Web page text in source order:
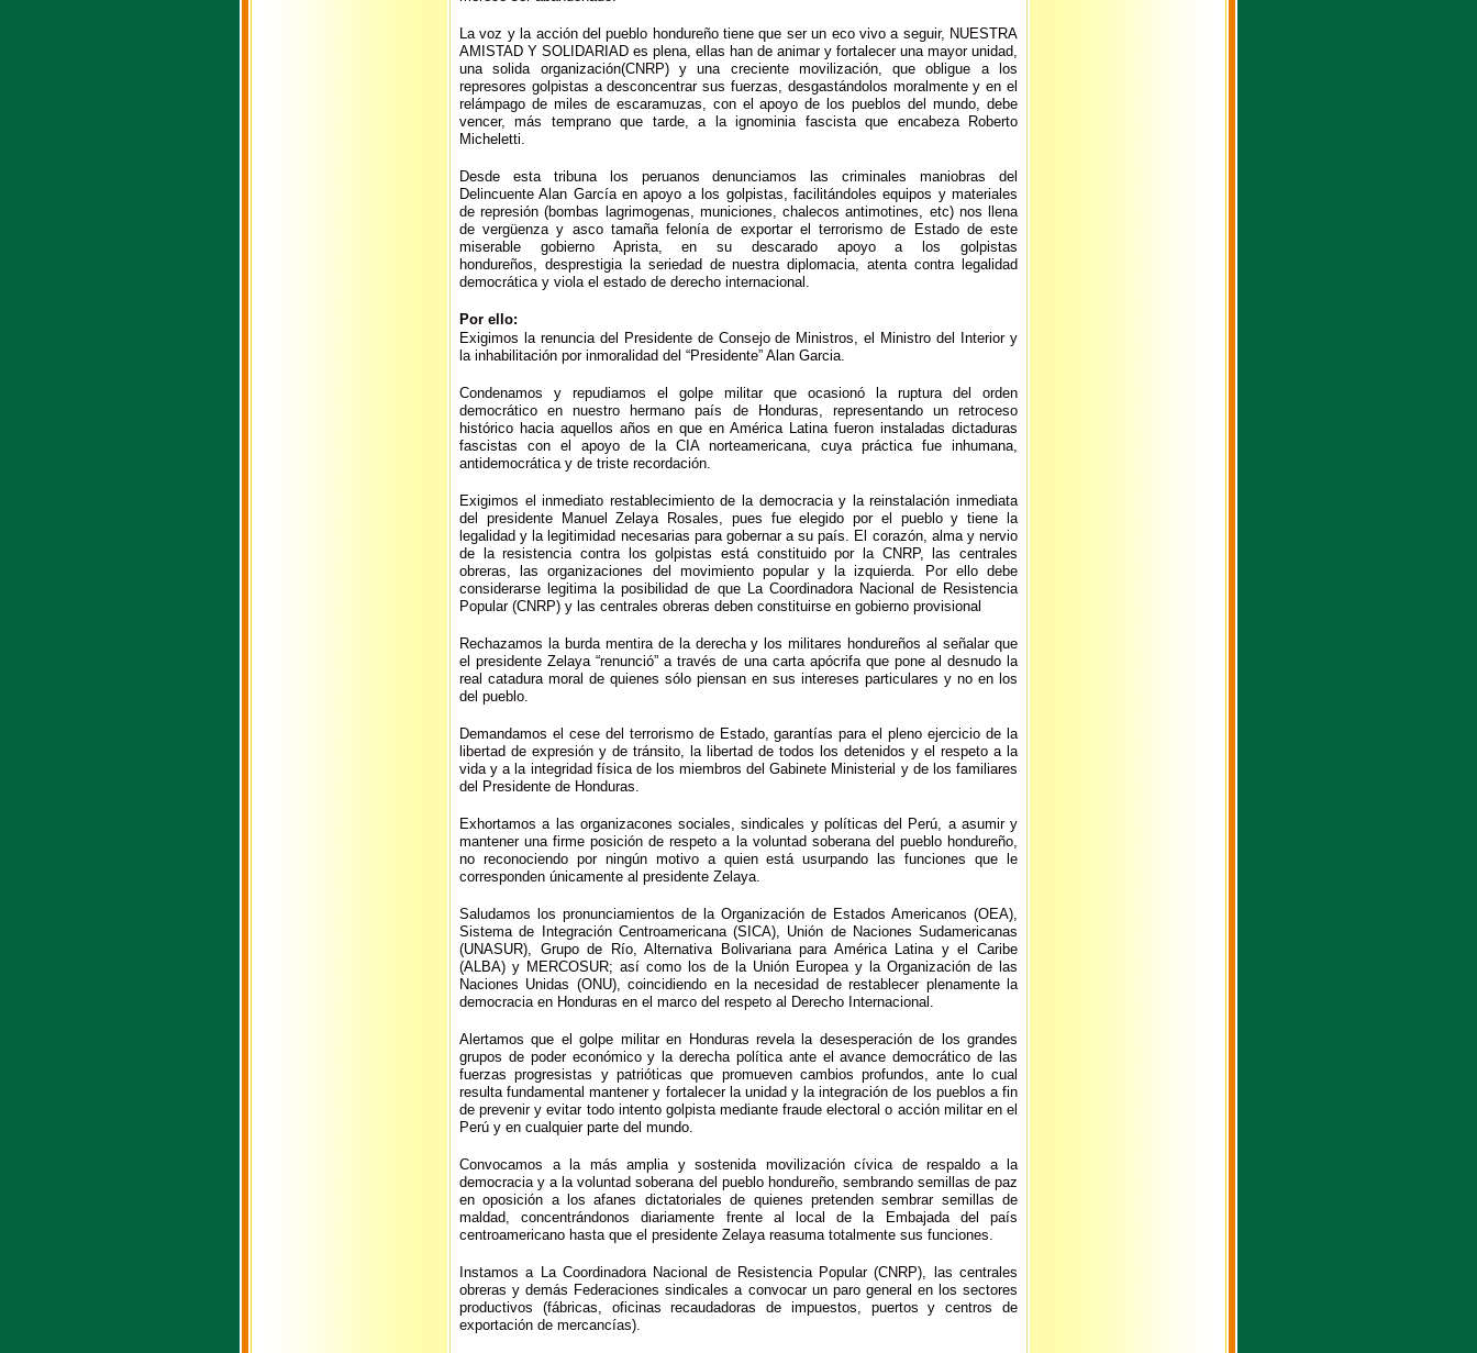
La voz y la acción del pueblo hondureño tiene que ser un eco vivo a seguir, NUESTRA
AMISTAD Y SOLIDARIAD es plena, ellas han de animar y fortalecer una mayor unidad,
una solida organización(CNRP) y una creciente movilización, que obligue a los
represores golpistas a desconcentrar sus fuerzas, desgastándolos moralmente y en el
relámpago de miles de escaramuzas, con el apoyo de los pueblos del mundo, debe
vencer, más temprano que tarde, a la ignominia fascista que encabeza Roberto
Micheletti.
Desde esta tribuna los peruanos denunciamos las criminales maniobras del
Delincuente Alan García en apoyo a los golpistas, facilitándoles equipos y materiales
de represión (bombas lagrimogenas, municiones, chalecos antimotines, etc) nos llena
de vergüenza y asco tamaña felonía de exportar el terrorismo de Estado de este
miserable gobierno Aprista, en su descarado apoyo a los golpistas
hondureños, desprestigia la seriedad de nuestra diplomacia, atenta contra legalidad
democrática y viola el estado de derecho internacional.
Por ello:
Exigimos la renuncia del Presidente de Consejo de Ministros, el Ministro del Interior y
la inhabilitación por inmoralidad del “Presidente” Alan Garcia.
Condenamos y repudiamos el golpe militar que ocasionó la ruptura del orden
democrático en nuestro hermano país de Honduras, representando un retroceso
histórico hacia aquellos años en que en América Latina fueron instaladas dictaduras
fascistas con el apoyo de la CIA norteamericana, cuya práctica fue inhumana,
antidemocrática y de triste recordación.
Exigimos el inmediato restablecimiento de la democracia y la reinstalación inmediata
del presidente Manuel Zelaya Rosales, pues fue elegido por el pueblo y tiene la
legalidad y la legitimidad necesarias para gobernar a su país. El corazón, alma y nervio
de la resistencia contra los golpistas está constituido por la CNRP, las centrales
obreras, las organizaciones del movimiento popular y la izquierda. Por ello debe
considerarse legitima la posibilidad de que La Coordinadora Nacional de Resistencia
Popular (CNRP) y las centrales obreras deben constituirse en gobierno provisional
Rechazamos la burda mentira de la derecha y los militares hondureños al señalar que
el presidente Zelaya “renunció” a través de una carta apócrifa que pone al desnudo la
real catadura moral de quienes sólo piensan en sus intereses particulares y no en los
del pueblo.
Demandamos el cese del terrorismo de Estado, garantías para el pleno ejercicio de la
libertad de expresión y de tránsito, la libertad de todos los detenidos y el respeto a la
vida y a la integridad física de los miembros del Gabinete Ministerial y de los familiares
del Presidente de Honduras.
Exhortamos a las organizacones sociales, sindicales y políticas del Perú, a asumir y
mantener una firme posición de respeto a la voluntad soberana del pueblo hondureño,
no reconociendo por ningún motivo a quien está usurpando las funciones que le
corresponden únicamente al presidente Zelaya.
Saludamos los pronunciamientos de la Organización de Estados Americanos (OEA),
Sistema de Integración Centroamericana (SICA), Unión de Naciones Sudamericanas
(UNASUR), Grupo de Río, Alternativa Bolivariana para América Latina y el Caribe
(ALBA) y MERCOSUR; así como los de la Unión Europea y la Organización de las
Naciones Unidas (ONU), coincidiendo en la necesidad de restablecer plenamente la
democracia en Honduras en el marco del respeto al Derecho Internacional.
Alertamos que el golpe militar en Honduras revela la desesperación de los grandes
grupos de poder económico y la derecha política ante el avance democrático de las
fuerzas progresistas y patrióticas que promueven cambios profundos, ante lo cual
resulta fundamental mantener y fortalecer la unidad y la integración de los pueblos a fin
de prevenir y evitar todo intento golpista mediante fraude electoral o acción militar en el
Perú y en cualquier parte del mundo.
Convocamos a la más amplia y sostenida movilización cívica de respaldo a la
democracia y a la voluntad soberana del pueblo hondureño, sembrando semillas de paz
en oposición a los afanes dictatoriales de quienes pretenden sembrar semillas de
maldad, concentrándonos diariamente frente al local de la Embajada del país
centroamericano hasta que el presidente Zelaya reasuma totalmente sus funciones.
Instamos a La Coordinadora Nacional de Resistencia Popular (CNRP), las centrales
obreras y demás Federaciones sindicales a convocar un paro general en los sectores
productivos (fábricas, oficinas recaudadoras de impuestos, puertos y centros de
exportación de mercancías).